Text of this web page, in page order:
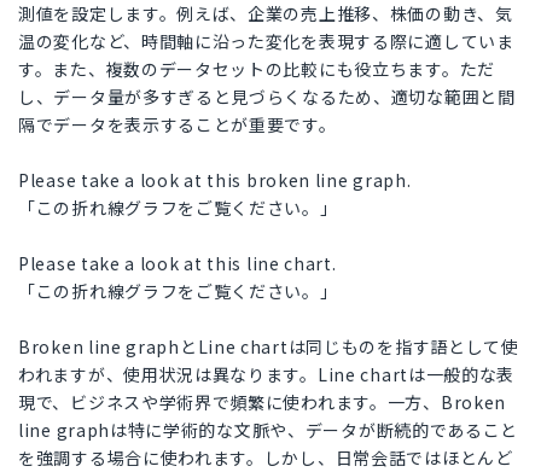
測値を設定します。例えば、企業の売上推移、株価の動き、気
温の変化など、時間軸に沿った変化を表現する際に適していま
す。また、複数のデータセットの比較にも役立ちます。ただ
し、データ量が多すぎると見づらくなるため、適切な範囲と間
隔でデータを表示することが重要です。
Please take a look at this broken line graph.
「この折れ線グラフをご覧ください。」
Please take a look at this line chart.
「この折れ線グラフをご覧ください。」
Broken line graphとLine chartは同じものを指す語として使
われますが、使用状況は異なります。Line chartは一般的な表
現で、ビジネスや学術界で頻繁に使われます。一方、Broken
line graphは特に学術的な文脈や、データが断続的であること
を強調する場合に使われます。しかし、日常会話ではほとんど